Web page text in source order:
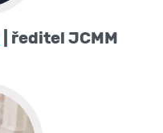
| ředitel JCMM